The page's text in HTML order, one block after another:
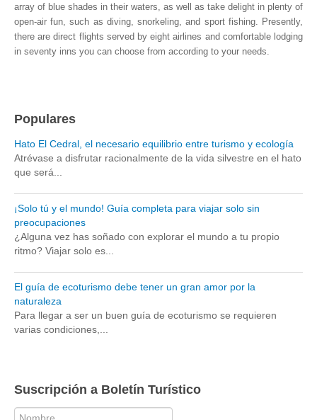
array of blue shades in their waters, as well as take delight in plenty of
open-air fun, such as diving, snorkeling, and sport fishing. Presently,
there are direct flights served by eight airlines and comfortable lodging
in seventy inns you can choose from according to your needs.
Populares
Hato El Cedral, el necesario equilibrio entre turismo y ecología
Atrévase a disfrutar racionalmente de la vida silvestre en el hato
que será...
¡Solo tú y el mundo! Guía completa para viajar solo sin
preocupaciones
¿Alguna vez has soñado con explorar el mundo a tu propio
ritmo? Viajar solo es...
El guía de ecoturismo debe tener un gran amor por la
naturaleza
Para llegar a ser un buen guía de ecoturismo se requieren
varias condiciones,...
Suscripción a Boletín Turístico